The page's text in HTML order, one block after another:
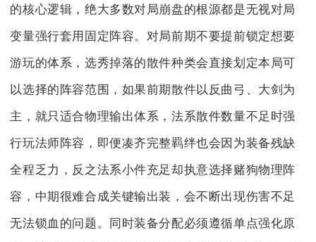
的核心逻辑，绝大多数对局崩盘的根源都是无视对局
变量强行套用固定阵容。对局前期不要提前锁定想要
游玩的体系，选秀掉落的散件种类会直接划定本局可
以选择的阵容范围，如果前期散件以反曲弓、大剑为
主，就只适合物理输出体系，法系散件数量不足时强
行玩法师阵容，即便凑齐完整羁绊也会因为装备残缺
全程乏力，反之法系小件充足却执意选择赌狗物理阵
容，中期很难合成关键输出装，会不断出现伤害不足
无法锁血的问题。同时装备分配必须遵循单点强化原